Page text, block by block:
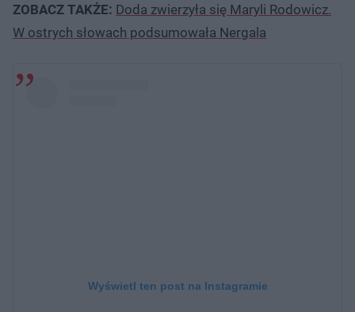
ZOBACZ TAKŻE: Doda zwierzyła się Maryli Rodowicz.
W ostrych słowach podsumowała Nergala
Wyświetl ten post na Instagramie